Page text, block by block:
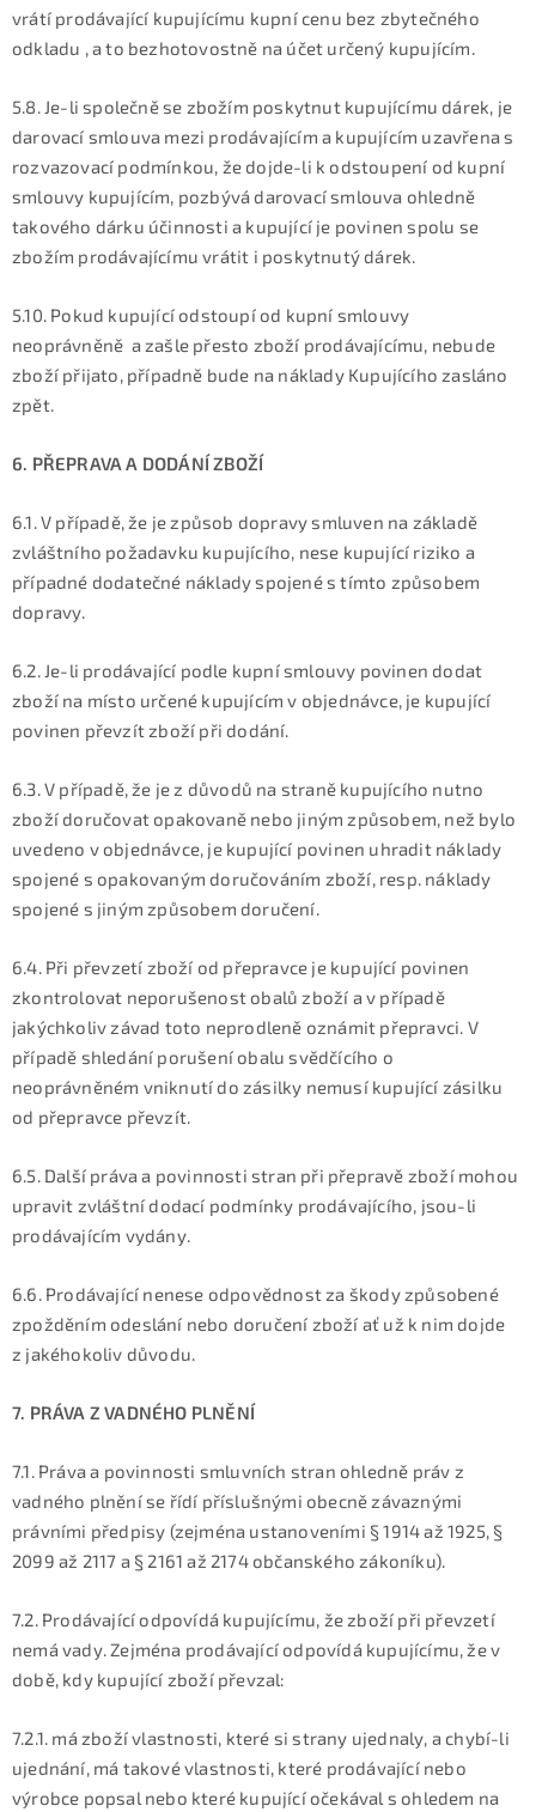
vrátí prodávající kupujícímu kupní cenu bez zbytečného
odkladu , a to bezhotovostně na účet určený kupujícím.
5.8. Je-li společně se zbožím poskytnut kupujícímu dárek, je
darovací smlouva mezi prodávajícím a kupujícím uzavřena s
rozvazovací podmínkou, že dojde-li k odstoupení od kupní
smlouvy kupujícím, pozbývá darovací smlouva ohledně
takového dárku účinnosti a kupující je povinen spolu se
zbožím prodávajícímu vrátit i poskytnutý dárek.
5.10. Pokud kupující odstoupí od kupní smlouvy
neoprávněně a zašle přesto zboží prodávajícímu, nebude
zboží přijato, případně bude na náklady Kupujícího zasláno
zpět.
6. PŘEPRAVA A DODÁNÍ ZBOŽÍ
6.1. V případě, že je způsob dopravy smluven na základě
zvláštního požadavku kupujícího, nese kupující riziko a
případné dodatečné náklady spojené s tímto způsobem
dopravy.
6.2. Je-li prodávající podle kupní smlouvy povinen dodat
zboží na místo určené kupujícím v objednávce, je kupující
povinen převzít zboží při dodání.
6.3. V případě, že je z důvodů na straně kupujícího nutno
zboží doručovat opakovaně nebo jiným způsobem, než bylo
uvedeno v objednávce, je kupující povinen uhradit náklady
spojené s opakovaným doručováním zboží, resp. náklady
spojené s jiným způsobem doručení.
6.4. Při převzetí zboží od přepravce je kupující povinen
zkontrolovat neporušenost obalů zboží a v případě
jakýchkoliv závad toto neprodleně oznámit přepravci. V
případě shledání porušení obalu svědčícího o
neoprávněném vniknutí do zásilky nemusí kupující zásilku
od přepravce převzít.
6.5. Další práva a povinnosti stran při přepravě zboží mohou
upravit zvláštní dodací podmínky prodávajícího, jsou-li
prodávajícím vydány.
6.6. Prodávající nenese odpovědnost za škody způsobené
zpožděním odeslání nebo doručení zboží ať už k nim dojde
z jakéhokoliv důvodu.
7. PRÁVA Z VADNÉHO PLNĚNÍ
7.1. Práva a povinnosti smluvních stran ohledně práv z
vadného plnění se řídí příslušnými obecně závaznými
právními předpisy (zejména ustanoveními § 1914 až 1925, §
2099 až 2117 a § 2161 až 2174 občanského zákoníku).
7.2. Prodávající odpovídá kupujícímu, že zboží při převzetí
nemá vady. Zejména prodávající odpovídá kupujícímu, že v
době, kdy kupující zboží převzal:
7.2.1. má zboží vlastnosti, které si strany ujednaly, a chybí-li
ujednání, má takové vlastnosti, které prodávající nebo
výrobce popsal nebo které kupující očekával s ohledem na